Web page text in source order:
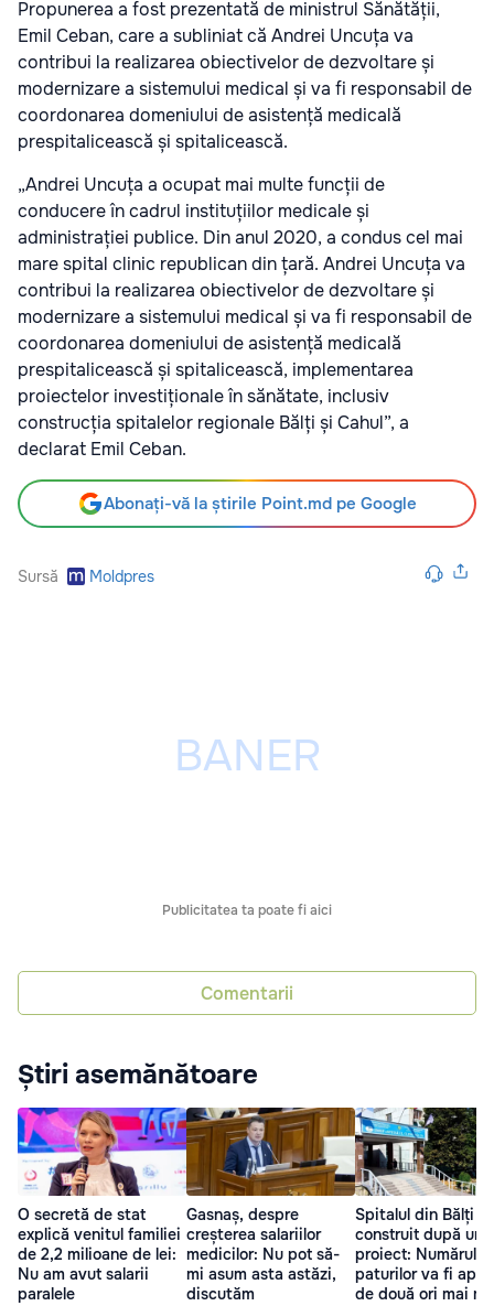
Propunerea a fost prezentată de ministrul Sănătății,
Emil Ceban, care a subliniat că Andrei Uncuța va
contribui la realizarea obiectivelor de dezvoltare și
modernizare a sistemului medical și va fi responsabil de
coordonarea domeniului de asistență medicală
prespitalicească și spitalicească.
„Andrei Uncuța a ocupat mai multe funcții de
conducere în cadrul instituțiilor medicale și
administrației publice. Din anul 2020, a condus cel mai
mare spital clinic republican din țară. Andrei Uncuța va
contribui la realizarea obiectivelor de dezvoltare și
modernizare a sistemului medical și va fi responsabil de
coordonarea domeniului de asistență medicală
prespitalicească și spitalicească, implementarea
proiectelor investiționale în sănătate, inclusiv
construcția spitalelor regionale Bălți și Cahul”, a
declarat Emil Ceban.
Abonați-vă la știrile Point.md pe Google
Sursă Moldpres
Publicitatea ta poate fi aici
Comentarii
Știri asemănătoare
O secretă de stat
explică venitul familiei
de 2,2 milioane de lei:
Nu am avut salarii
paralele
Gasnaș, despre
creșterea salariilor
medicilor: Nu pot să-
mi asum asta astăzi,
discutăm
Spitalul din Bălți
construit după un
proiect: Numărul
paturilor va fi
de două ori mai